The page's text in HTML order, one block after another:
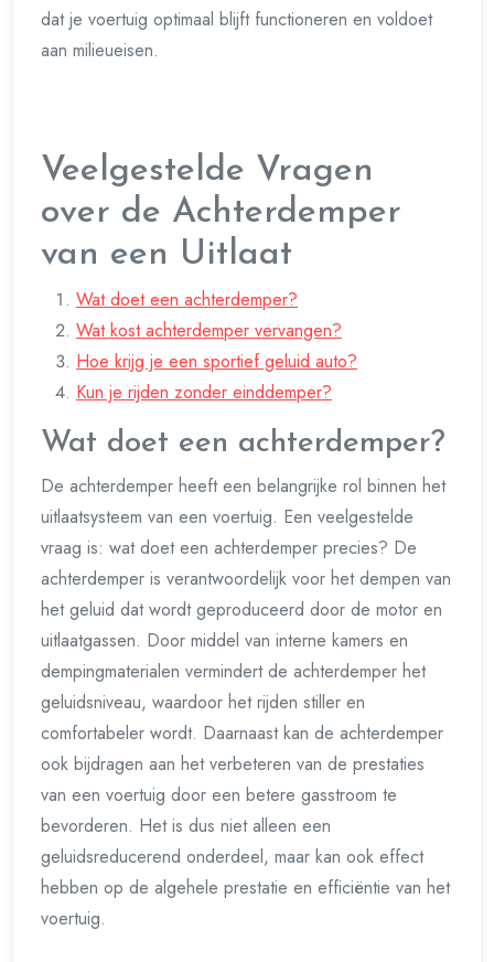
dat je voertuig optimaal blijft functioneren en voldoet
aan milieueisen.
Veelgestelde Vragen
over de Achterdemper
van een Uitlaat
Wat doet een achterdemper?
Wat kost achterdemper vervangen?
Hoe krijg je een sportief geluid auto?
Kun je rijden zonder einddemper?
Wat doet een achterdemper?
De achterdemper heeft een belangrijke rol binnen het
uitlaatsysteem van een voertuig. Een veelgestelde
vraag is: wat doet een achterdemper precies? De
achterdemper is verantwoordelijk voor het dempen van
het geluid dat wordt geproduceerd door de motor en
uitlaatgassen. Door middel van interne kamers en
dempingmaterialen vermindert de achterdemper het
geluidsniveau, waardoor het rijden stiller en
comfortabeler wordt. Daarnaast kan de achterdemper
ook bijdragen aan het verbeteren van de prestaties
van een voertuig door een betere gasstroom te
bevorderen. Het is dus niet alleen een
geluidsreducerend onderdeel, maar kan ook effect
hebben op de algehele prestatie en efficiëntie van het
voertuig.